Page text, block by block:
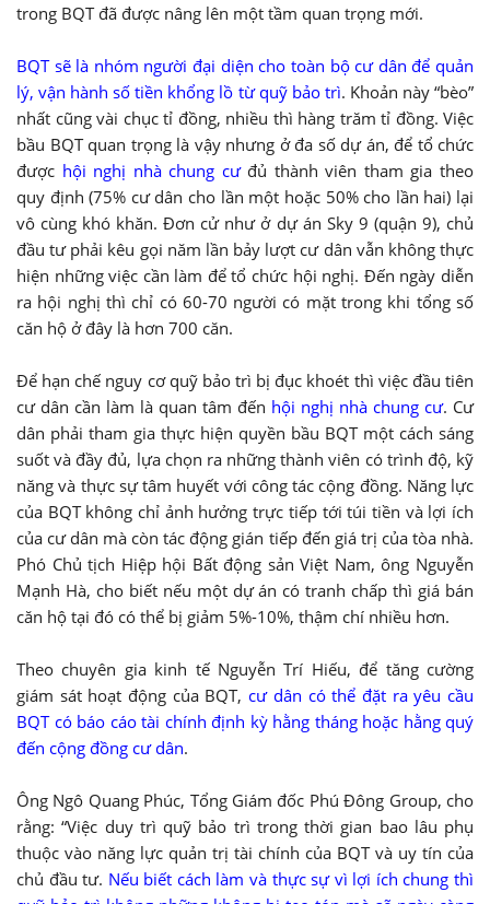
trong BQT đã được nâng lên một tầm quan trọng mới.
BQT sẽ là nhóm người đại diện cho toàn bộ cư dân để quản
lý, vận hành số tiền khổng lồ từ quỹ bảo trì. Khoản này “bèo”
nhất cũng vài chục tỉ đồng, nhiều thì hàng trăm tỉ đồng. Việc
bầu BQT quan trọng là vậy nhưng ở đa số dự án, để tổ chức
được hội nghị nhà chung cưđủ thành viên tham gia theo
quy định (75% cư dân cho lần một hoặc 50% cho lần hai) lại
vô cùng khó khăn. Đơn cử như ở dự án Sky 9 (quận 9), chủ
đầu tư phải kêu gọi năm lần bảy lượt cư dân vẫn không thực
hiện những việc cần làm để tổ chức hội nghị. Đến ngày diễn
ra hội nghị thì chỉ có 60-70 người có mặt trong khi tổng số
căn hộ ở đây là hơn 700 căn.
Để hạn chế nguy cơ quỹ bảo trì bị đục khoét thì việc đầu tiên
cư dân cần làm là quan tâm đến hội nghị nhà chung cư. Cư
dân phải tham gia thực hiện quyền bầu BQT một cách sáng
suốt và đầy đủ, lựa chọn ra những thành viên có trình độ, kỹ
năng và thực sự tâm huyết với công tác cộng đồng. Năng lực
của BQT không chỉ ảnh hưởng trực tiếp tới túi tiền và lợi ích
của cư dân mà còn tác động gián tiếp đến giá trị của tòa nhà.
Phó Chủ tịch Hiệp hội Bất động sản Việt Nam, ông Nguyễn
Mạnh Hà, cho biết nếu một dự án có tranh chấp thì giá bán
căn hộ tại đó có thể bị giảm 5%-10%, thậm chí nhiều hơn.
Theo chuyên gia kinh tế Nguyễn Trí Hiếu, để tăng cường
giám sát hoạt động của BQT, cư dân có thể đặt ra yêu cầu
BQT có báo cáo tài chính định kỳ hằng tháng hoặc hằng quý
đến cộng đồng cư dân.
Ông Ngô Quang Phúc, Tổng Giám đốc Phú Đông Group, cho
rằng: “Việc duy trì quỹ bảo trì trong thời gian bao lâu phụ
thuộc vào năng lực quản trị tài chính của BQT và uy tín của
chủ đầu tư. Nếu biết cách làm và thực sự vì lợi ích chung thì